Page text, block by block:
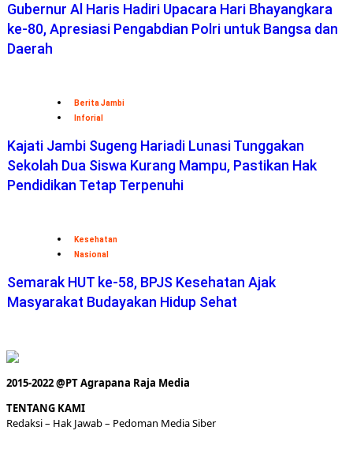
Gubernur Al Haris Hadiri Upacara Hari Bhayangkara
ke-80, Apresiasi Pengabdian Polri untuk Bangsa dan
Daerah
Berita Jambi
Inforial
Kajati Jambi Sugeng Hariadi Lunasi Tunggakan
Sekolah Dua Siswa Kurang Mampu, Pastikan Hak
Pendidikan Tetap Terpenuhi
Kesehatan
Nasional
Semarak HUT ke-58, BPJS Kesehatan Ajak
Masyarakat Budayakan Hidup Sehat
2015-2022 @PT Agrapana Raja Media
TENTANG KAMI
Redaksi– Hak Jawab – Pedoman Media Siber